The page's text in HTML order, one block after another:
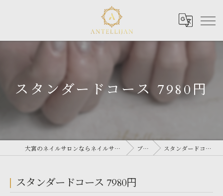
スタンダードコース 7980円
大宮のネイルサロンならネイルサロン Antellijan 大宮 ブログ スタンダードコース 7980円
スタンダードコース 7980円